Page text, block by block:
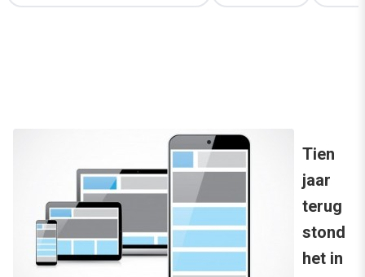
Tien
jaar
terug
stond
het in